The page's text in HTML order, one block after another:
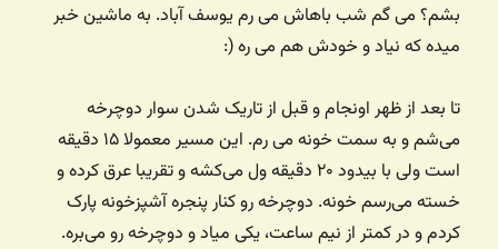
بشم؟ می گم شب باهاش می رم یوسف آباد. به ماشین خبر
میده که نیاد و خودش هم می ره (:
تا بعد از ظهر اونجام و قبل از تاریک شدن سوار دوچرخه
می‌شم و به سمت خونه می رم. این مسیر معمولا ۱۵ دقیقه
است ولی با بیدود ۲۰ دقیقه ول می‌کشه و تقریبا عرق کرده و
خسته می‌رسم خونه. دوچرخه رو کنار پنجره آشپزخونه پارک
کردم و در کمتر از نیم ساعت، یکی میاد و دوچرخه رو می‌بره.